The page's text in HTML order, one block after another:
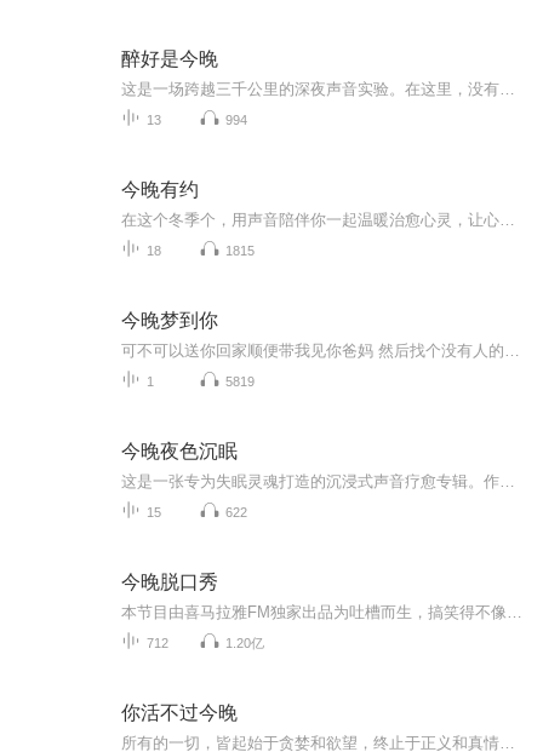
醉好是今晚
13 994
今晚有约
18 1815
今晚梦到你
1 5819
今晚夜色沉眠
15 622
今晚脱口秀
712 1.20亿
你活不过今晚